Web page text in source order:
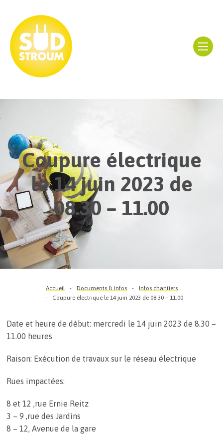
Coupure électrique
le 14 juin 2023 de
08.30 – 11.00
Accueil Documents & Infos
Infos chantiers
Coupure électrique le 14 juin 2023 de 08.30 – 11.00
Date et heure de début: mercredi le 14 juin 2023 de 8.30 –
11.00 heures
Raison: Exécution de travaux sur le réseau électrique
Rues impactées:
8 et 12 ,rue Ernie Reitz
3 – 9 ,rue des Jardins
8 – 12, Avenue de la gare